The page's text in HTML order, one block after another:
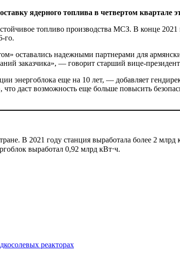
ядерного топлива в четвертом квартале
топливо производства МСЗ. В конце 2021
го.
надежными партнерами для
заказчика», — говорит старший вице-
энергоблока еще на 10 лет, — добавляет
даст возможность еще больше повысить
В 2021 году станция выработала более 2 млрд
выработал 0,92 млрд кВт⋅ч.
реакторах